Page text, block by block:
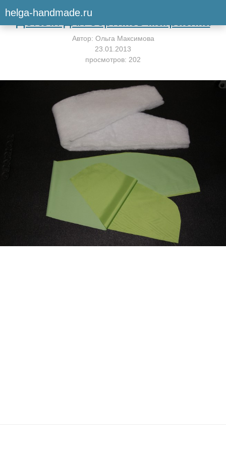
helga-handmade.ruВернуться к мастер-классу
Детали для бортиков матрасика
Автор: Ольга Максимова
23.01.2013
просмотров: 202